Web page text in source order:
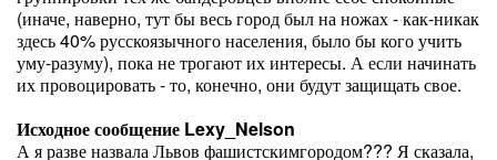
(иначе, наверно, тут бы весь город был на ножах - как-никак
здесь 40% русскоязычного населения, было бы кого учить
уму-разуму), пока не трогают их интересы. А если начинать
их провоцировать - то, конечно, они будут защищать свое.
Исходное сообщение Lexy_Nelson
А я разве назвала Львов фашистскимгородом??? Я сказала,